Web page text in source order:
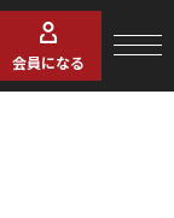
会員になる